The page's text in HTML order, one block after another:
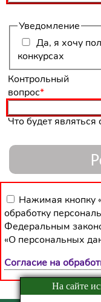
Уведомление
Да, я хочу
конкурсах
Обязательное
поле
Контрольный
вопрос*
Что будет
Нажимая кнопку
обработку
Федеральным
«О персональных
Согласие на
На сайте